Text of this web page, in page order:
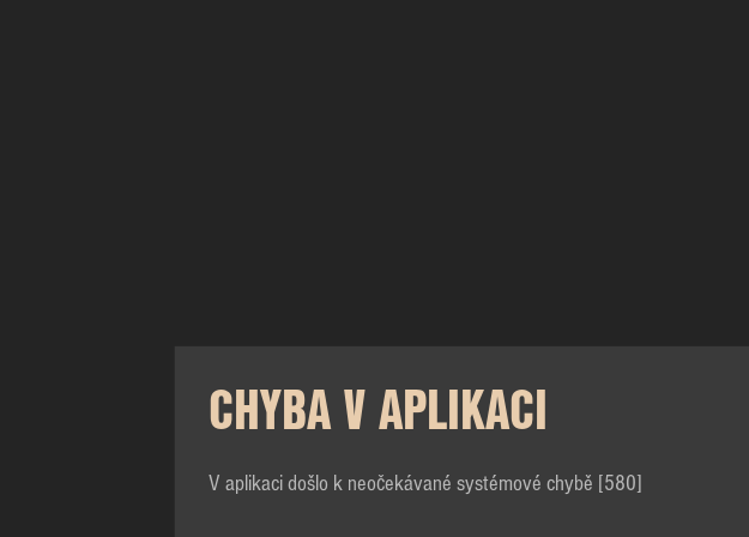
CHYBA V APLIKACI
V aplikaci došlo k neočekávané systémové chybě [580]